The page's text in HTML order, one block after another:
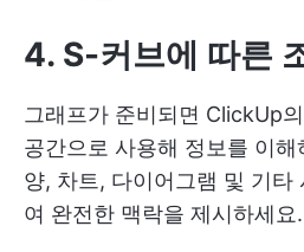
4. S-커브에 따른
그래프가 준비되면 ClickUp
공간으로 사용해 정보를 이
양, 차트, 다이어그램 및 기타
여 완전한 맥락을 제시하세요.